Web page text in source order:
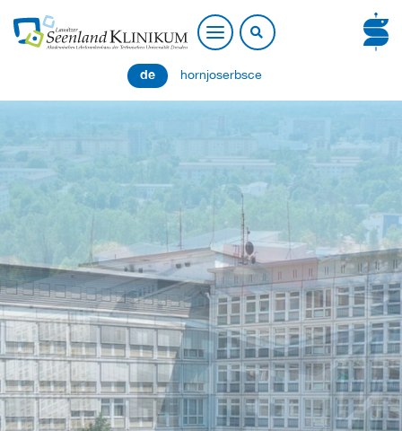
de hornjoserbsce